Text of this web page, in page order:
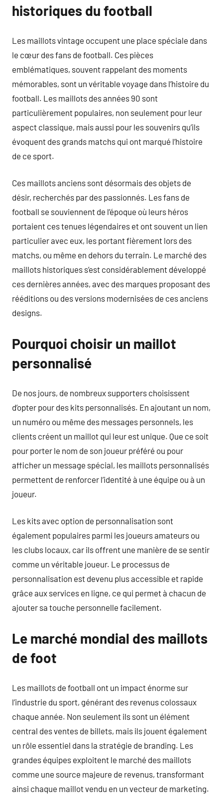
historiques du football
Les maillots vintage occupent une place spéciale dans
le cœur des fans de football. Ces pièces
emblématiques, souvent rappelant des moments
mémorables, sont un véritable voyage dans l’histoire du
football. Les maillots des années 90 sont
particulièrement populaires, non seulement pour leur
aspect classique, mais aussi pour les souvenirs qu’ils
évoquent des grands matchs qui ont marqué l’histoire
de ce sport.
Ces maillots anciens sont désormais des objets de
désir, recherchés par des passionnés. Les fans de
football se souviennent de l’époque où leurs héros
portaient ces tenues légendaires et ont souvent un lien
particulier avec eux, les portant fièrement lors des
matchs, ou même en dehors du terrain. Le marché des
maillots historiques s’est considérablement développé
ces dernières années, avec des marques proposant des
rééditions ou des versions modernisées de ces anciens
designs.
Pourquoi choisir un maillot
personnalisé
De nos jours, de nombreux supporters choisissent
d’opter pour des kits personnalisés. En ajoutant un nom,
un numéro ou même des messages personnels, les
clients créent un maillot qui leur est unique. Que ce soit
pour porter le nom de son joueur préféré ou pour
afficher un message spécial, les maillots personnalisés
permettent de renforcer l’identité à une équipe ou à un
joueur.
Les kits avec option de personnalisation sont
également populaires parmi les joueurs amateurs ou
les clubs locaux, car ils offrent une manière de se sentir
comme un véritable joueur. Le processus de
personnalisation est devenu plus accessible et rapide
grâce aux services en ligne, ce qui permet à chacun de
ajouter sa touche personnelle facilement.
Le marché mondial des maillots
de foot
Les maillots de football ont un impact énorme sur
l’industrie du sport, générant des revenus colossaux
chaque année. Non seulement ils sont un élément
central des ventes de billets, mais ils jouent également
un rôle essentiel dans la stratégie de branding. Les
grandes équipes exploitent le marché des maillots
comme une source majeure de revenus, transformant
ainsi chaque maillot vendu en un vecteur de marketing.